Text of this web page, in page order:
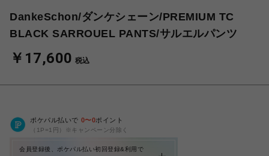
DankeSchon/ダンケシェーン/PREMIUM TC
BLACK SARROUEL PANTS/サルエルパンツ
￥17,600 税込
ポケパル払いで 0〜0ポイント
（1P=1円）※キャンペーン分除く
会員登録後、ポケパル払い初回登録&利用で